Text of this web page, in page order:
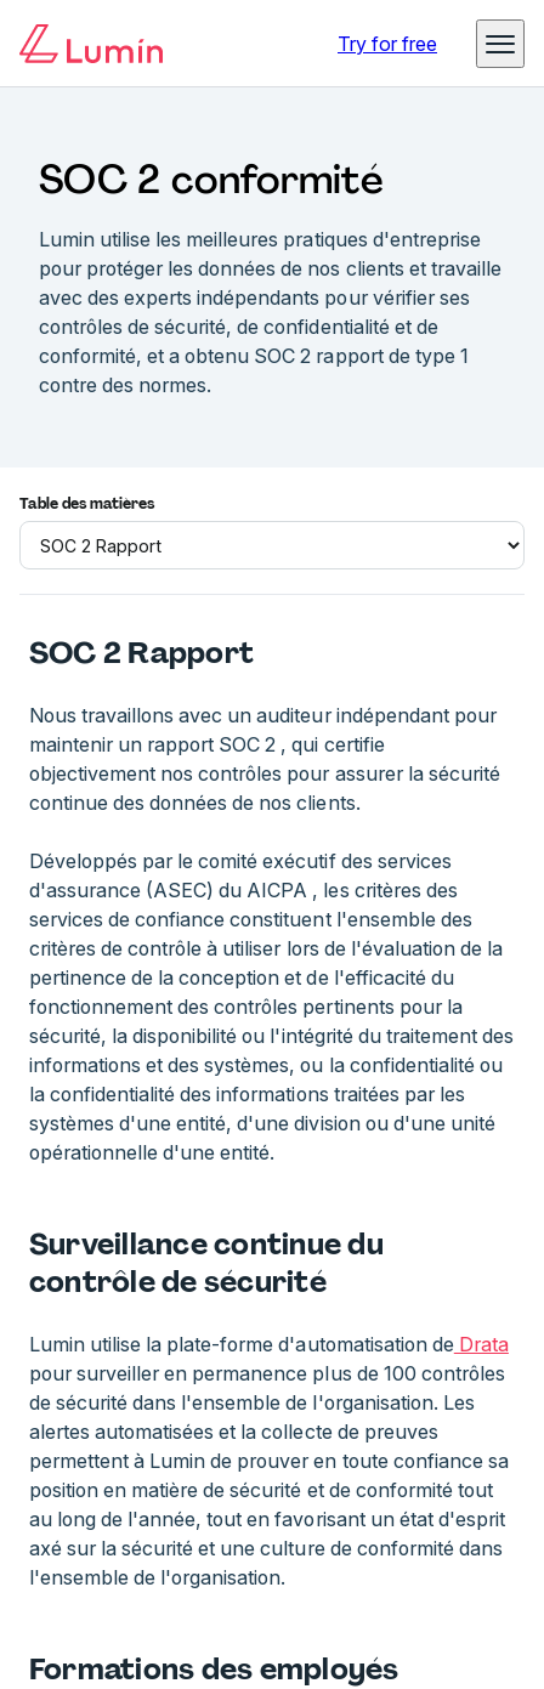
Try for free
SOC 2 conformité
Lumin utilise les meilleures pratiques d'entreprise
pour protéger les données de nos clients et travaille
avec des experts indépendants pour vérifier ses
contrôles de sécurité, de confidentialité et de
conformité, et a obtenu SOC 2 rapport de type 1
contre des normes.
Table des matières
SOC 2 Rapport
Nous travaillons avec un auditeur indépendant pour
maintenir un rapport SOC 2 , qui certifie
objectivement nos contrôles pour assurer la sécurité
continue des données de nos clients.
Développés par le comité exécutif des services
d'assurance (ASEC) du AICPA , les critères des
services de confiance constituent l'ensemble des
critères de contrôle à utiliser lors de l'évaluation de la
pertinence de la conception et de l'efficacité du
fonctionnement des contrôles pertinents pour la
sécurité, la disponibilité ou l'intégrité du traitement des
informations et des systèmes, ou la confidentialité ou
la confidentialité des informations traitées par les
systèmes d'une entité, d'une division ou d'une unité
opérationnelle d'une entité.
Surveillance continue du
contrôle de sécurité
Lumin utilise la plate-forme d'automatisation deDrata
pour surveiller en permanence plus de 100 contrôles
de sécurité dans l'ensemble de l'organisation. Les
alertes automatisées et la collecte de preuves
permettent à Lumin de prouver en toute confiance sa
position en matière de sécurité et de conformité tout
au long de l'année, tout en favorisant un état d'esprit
axé sur la sécurité et une culture de conformité dans
l'ensemble de l'organisation.
Formations des employés